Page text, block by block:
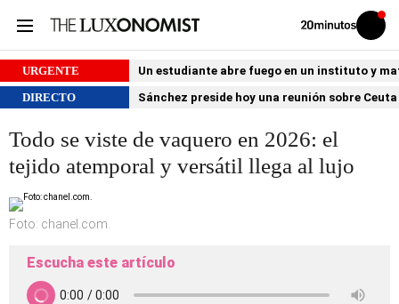
Volver
Iniciar
sesión
URGENTE
Un estudiante abre fuego en un instituto y
DIRECTO
Sánchez preside hoy una reunión sobre
Todo se viste de vaquero en 2026: el
tejido atemporal y versátil llega al lujo
Foto: chanel.com.
Escucha este artículo